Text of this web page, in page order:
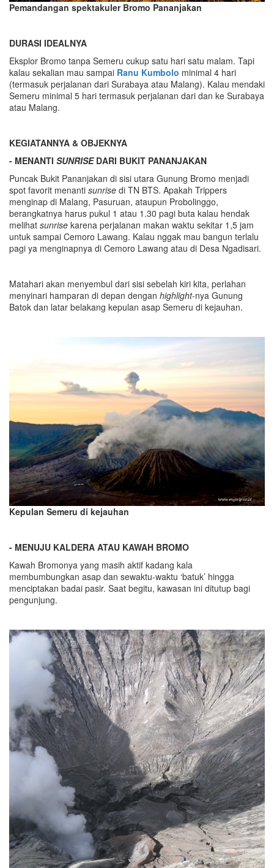
Pemandangan spektakuler Bromo Pananjakan
DURASI IDEALNYA
Eksplor Bromo tanpa Semeru cukup satu hari satu malam. Tapi
kalau sekalian mau sampai Ranu Kumbolo minimal 4 hari
(termasuk perjalanan dari Surabaya atau Malang). Kalau mendaki
Semeru minimal 5 hari termasuk perjalanan dari dan ke Surabaya
atau Malang.
KEGIATANNYA & OBJEKNYA
- MENANTI SUNRISEDARI BUKIT PANANJAKAN
Puncak Bukit Pananjakan di sisi utara Gunung Bromo menjadi
spot favorit menanti sunrise di TN BTS. Apakah Trippers
menginap di Malang, Pasuruan, ataupun Probolinggo,
berangkatnya harus pukul 1 atau 1.30 pagi buta kalau hendak
melihat sunrise karena perjalanan makan waktu sekitar 1,5 jam
untuk sampai Cemoro Lawang. Kalau nggak mau bangun terlalu
pagi ya menginapnya di Cemoro Lawang atau di Desa Ngadisari.
Matahari akan menyembul dari sisi sebelah kiri kita, perlahan
menyinari hamparan di depan dengan highlight-nya Gunung
Batok dan latar belakang kepulan asap Semeru di kejauhan.
Kepulan Semeru di kejauhan
- MENUJU KALDERA ATAU KAWAH BROMO
Kawah Bromonya yang masih aktif kadang kala
membumbungkan asap dan sewaktu-waktu ‘batuk’ hingga
menciptakan badai pasir. Saat begitu, kawasan ini ditutup bagi
pengunjung.